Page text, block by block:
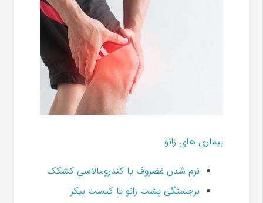
بیماری های زانو
نرم شدن غضروف یا کندرومالاسی کشکک
برجستگی پشت زانو یا کیست بیکر